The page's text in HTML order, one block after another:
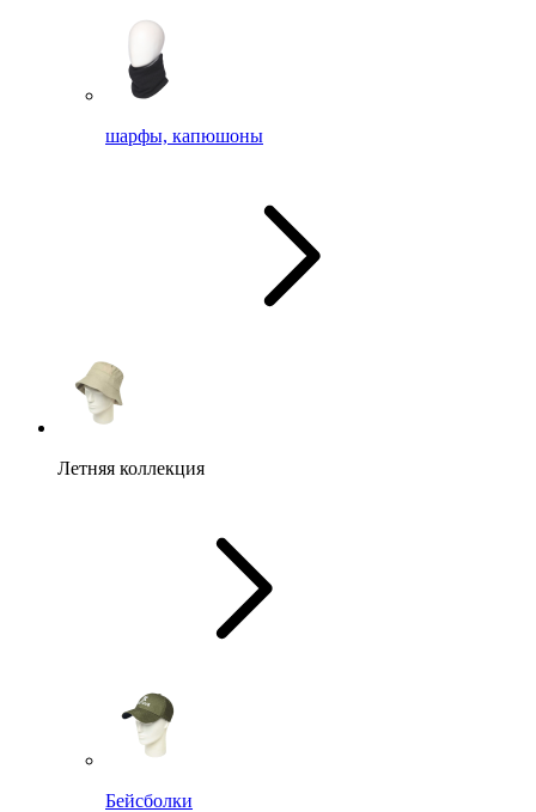
шарфы, капюшоны
Летняя коллекция
Бейсболки